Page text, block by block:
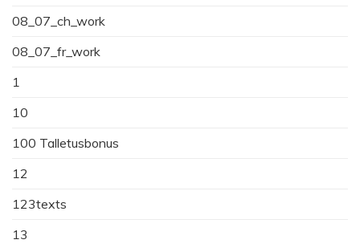
08_07_ch_work
08_07_fr_work
1
10
100 Talletusbonus
12
123texts
13